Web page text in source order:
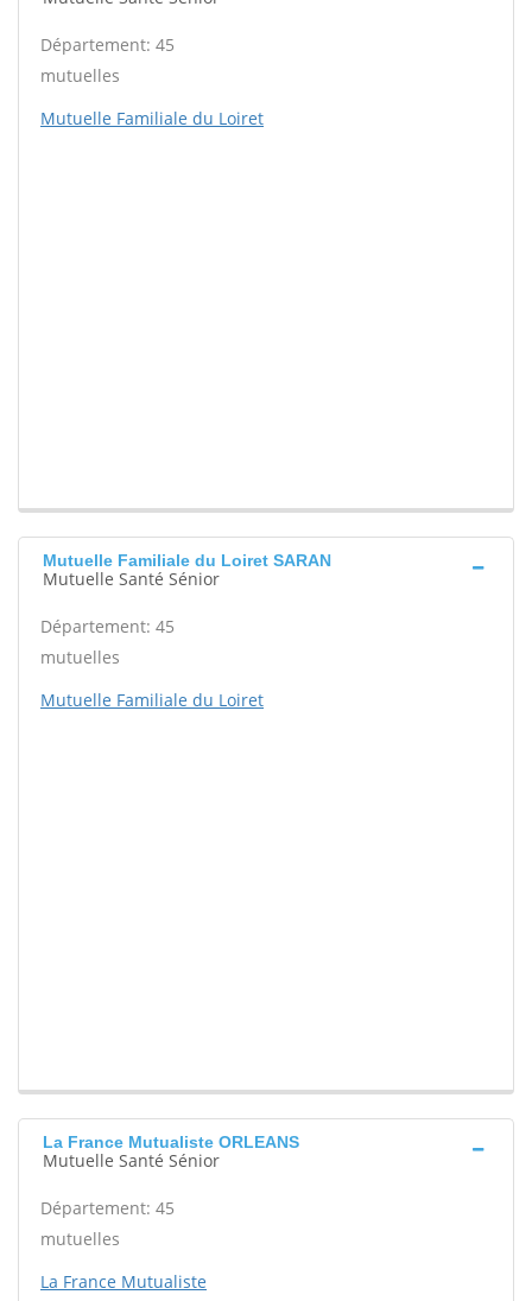
Département: 45
mutuelles
Mutuelle Familiale du Loiret
Mutuelle Familiale du Loiret SARAN
Mutuelle Santé Sénior
Département: 45
mutuelles
Mutuelle Familiale du Loiret
La France Mutualiste ORLEANS
Mutuelle Santé Sénior
Département: 45
mutuelles
La France Mutualiste